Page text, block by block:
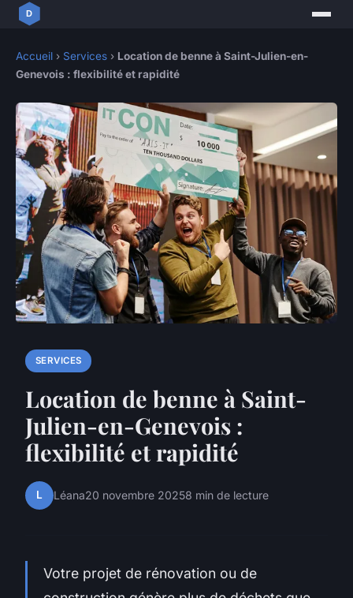
Accueil › Services › Location de benne à Saint-Julien-en-
Genevois : flexibilité et rapidité
SERVICES
Location de benne à Saint-
Julien-en-Genevois :
flexibilité et rapidité
L Léana20 novembre 20258 min de lecture
Votre projet de rénovation ou de